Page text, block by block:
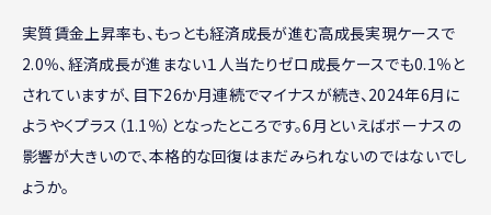
実質賃金上昇率も、もっとも経済成長が進む高成長実現ケースで
2.0％、経済成長が進まない１人当たりゼロ成長ケースでも0.1％と
されていますが、目下26か月連続でマイナスが続き、2024年6月に
ようやくプラス（1.1％）となったところです。6月といえばボーナスの
影響が大きいので、本格的な回復はまだみられないのではないでし
ょうか。